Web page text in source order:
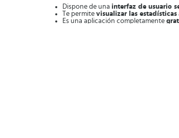
Dispone de una interfaz de usuario
Te permite visualizar las estadísticas
Es una aplicación completamente